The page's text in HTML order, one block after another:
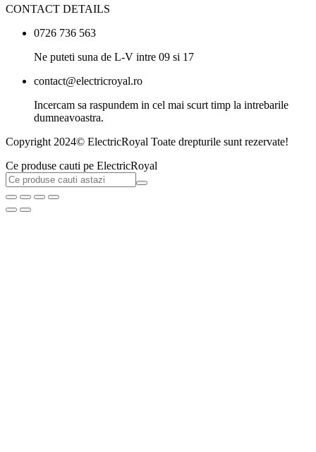
CONTACT DETAILS
0726 736 563
Ne puteti suna de L-V intre 09 si 17
contact@electricroyal.ro
Incercam sa raspundem in cel mai scurt timp la intrebarile
dumneavoastra.
Copyright 2024© ElectricRoyal Toate drepturile sunt rezervate!
Ce produse cauti pe ElectricRoyal